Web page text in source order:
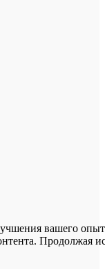
вашего
Продолжая